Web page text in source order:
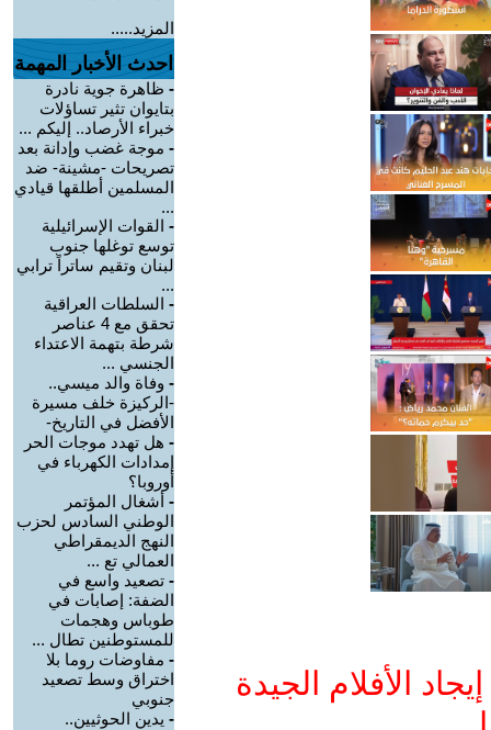
الأفلام الجيدة
المزيد.....
احدث الأخبار المهمة
- ظاهرة جوية نادرة
بتايوان تثير تساؤلات
خبراء الأرصاد.. إليكم ...
- موجة غضب وإدانة بعد
تصريحات -مشينة- ضد
المسلمين أطلقها قيادي
...
- القوات الإسرائيلية
توسع توغلها جنوب
لبنان وتقيم ساتراً ترابي
...
- السلطات العراقية
تحقق مع 4 عناصر
شرطة بتهمة الاعتداء
الجنسي ...
- وفاة والد ميسي..
-الركيزة خلف مسيرة
الأفضل في التاريخ-
- هل تهدد موجات الحر
إمدادات الكهرباء في
أوروبا؟
- أشغال المؤتمر
الوطني السادس لحزب
النهج الديمقراطي
العمالي تع ...
- تصعيد واسع في
الضفة: إصابات في
طوباس وهجمات
للمستوطنين تطال ...
- مفاوضات روما بلا
اختراق وسط تصعيد
جنوبي
- يدين الحوثيين..